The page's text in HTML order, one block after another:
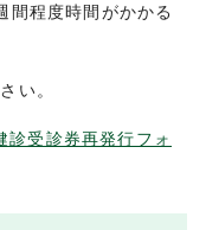
程度時間がかかる
い。
診受診券再発行フォ